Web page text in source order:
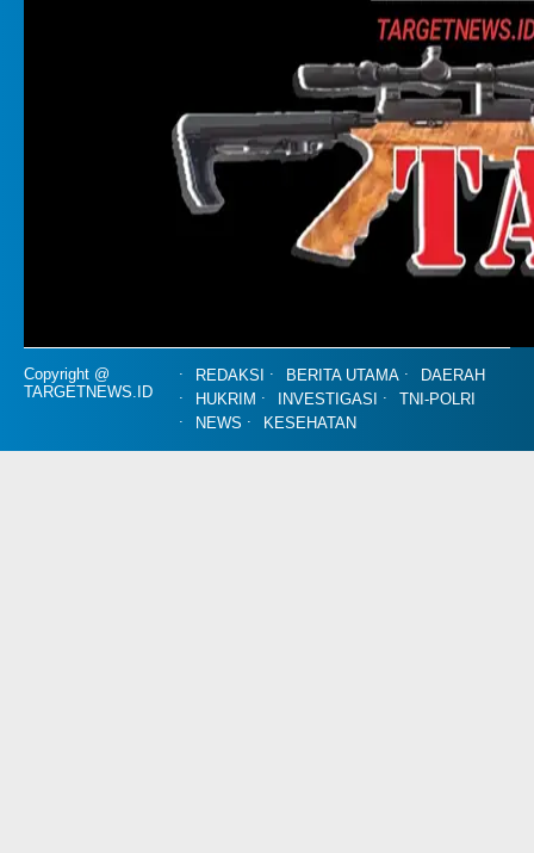
Copyright @
TARGETNEWS.ID
REDAKSI BERITA UTAMA
DAERAH
HUKRIM
INVESTIGASI
TNI-POLRI
NEWS
KESEHATAN